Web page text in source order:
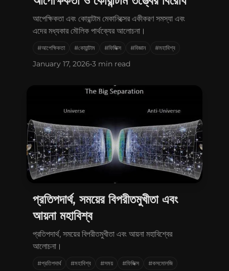
আপেক্ষিকতা এবং কোয়ান্টাম মেকানিক্সের একীকরণ সমস্যা এবং
এদের মধ্যকার মৌলিক পার্থক্যের আলোচনা।
#আপেক্ষিকতা #কোয়ান্টাম #ফিজিক্স #বিজ্ঞান #মহাবিশ্ব
January 17, 2026•3 min read
প্রতিপদার্থ, সময়ের বিপরীতমুখীতা এবং
আয়না মহাবিশ্ব
প্রতিপদার্থ, সময়ের বিপরীতমুখীতা এবং আয়না মহাবিশ্বের
আলোচনা।
#প্রতিপদার্থ #মহাবিশ্ব #সময় #ফিজিক্স #কসমোলজি